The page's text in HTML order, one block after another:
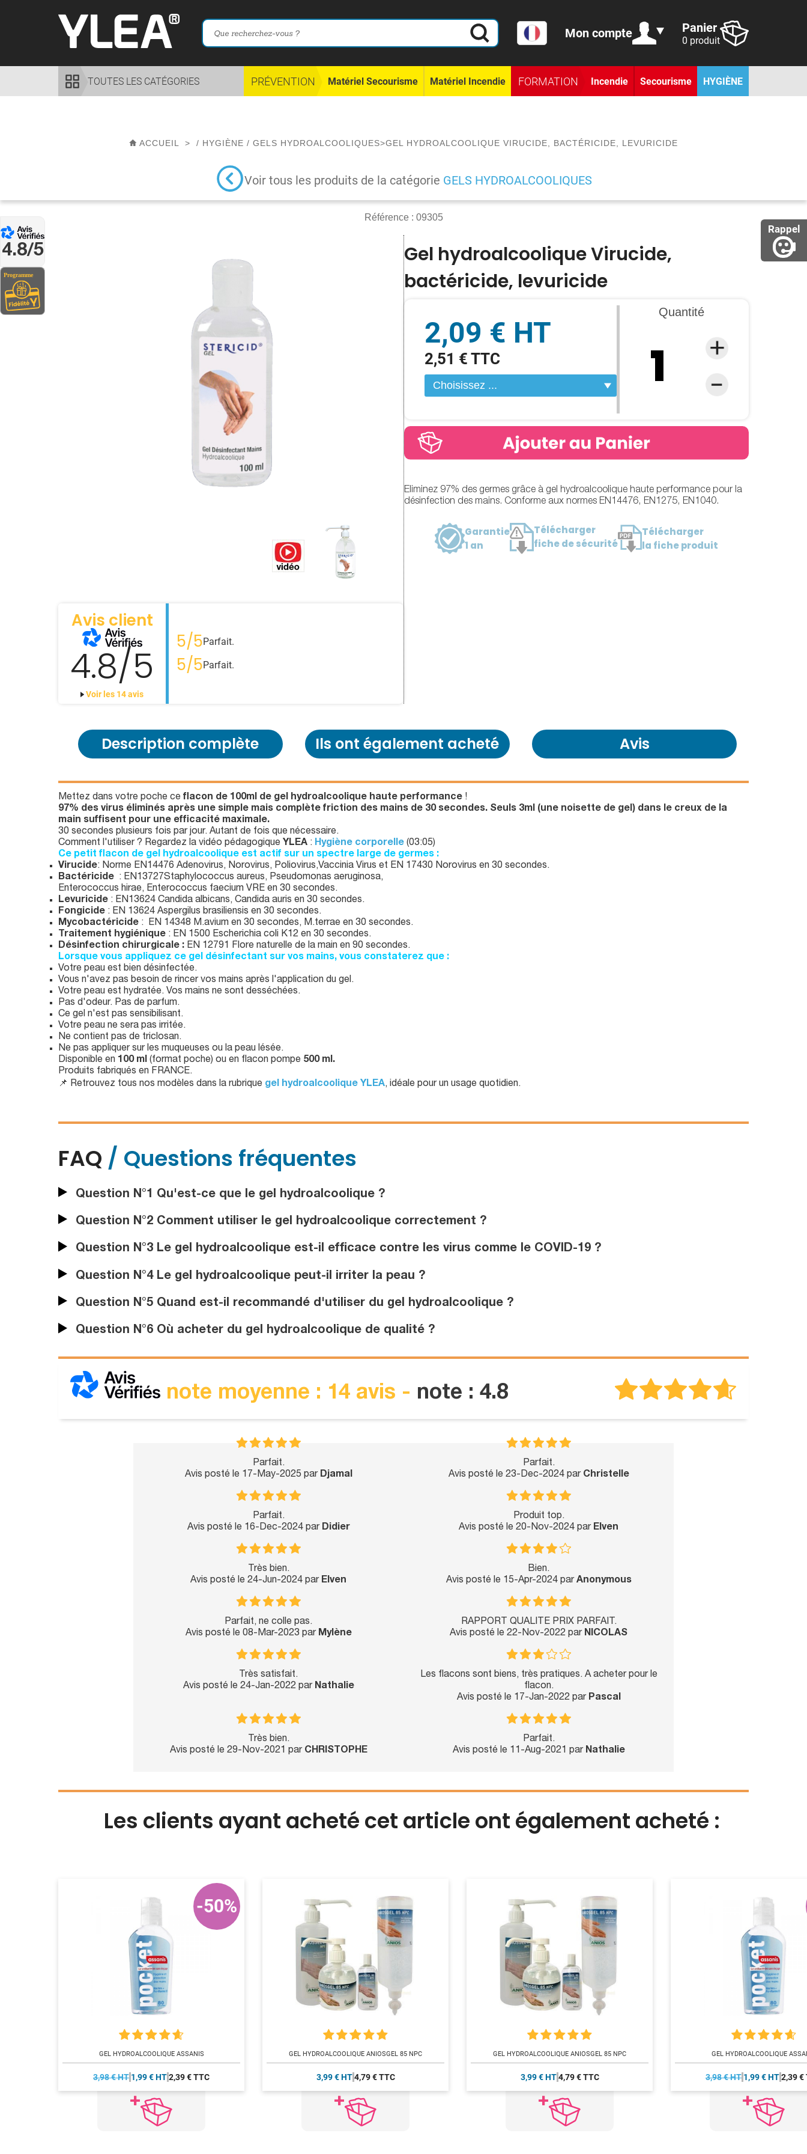
Rappel
4.8/5
Mon compte Panier
0 produit
TOUTES LES CATÉGORIES PRÉVENTION Matériel Secourisme Matériel Incendie FORMATION Incendie Secourisme HYGIÈNE
ACCUEIL > / HYGIÈNE / GELS HYDROALCOOLIQUES>GEL HYDROALCOOLIQUE VIRUCIDE, BACTÉRICIDE, LEVURICIDE
Voir tous les produits de la catégorie GELS HYDROALCOOLIQUES
Référence : 09305
VIDEO
Avis client
4.8/5
Voir les 14 avis
5/5Parfait.
5/5Parfait.
Gel hydroalcoolique Virucide,
bactéricide, levuricide
2,09 € HT
2,51 € TTC
Quantité
Eliminez 97% des germes grâce à gel hydroalcoolique haute performance pour la
désinfection des mains. Conforme aux normes EN14476, EN1275, EN1040.
Garantie
1 an
Télécharger
fiche de sécurité
Télécharger
la fiche produit
Description complète Ils ont également acheté Avis
Mettez dans votre poche ce flacon de 100ml de gel hydroalcoolique haute performance !
97% des virus éliminés après une simple mais complète friction des mains de 30 secondes. Seuls 3ml (une noisette de gel) dans le creux de la
main suffisent pour une efficacité maximale.
30 secondes plusieurs fois par jour. Autant de fois que nécessaire.
Comment l'utiliser ? Regardez la vidéo pédagogique YLEA : Hygiène corporelle (03:05)
Ce petit flacon de gel hydroalcoolique est actif sur un spectre large de germes :
Virucide: Norme EN14476 Adenovirus, Norovirus, Poliovirus,Vaccinia Virus et EN 17430 Norovirus en 30 secondes.
Bactéricide : EN13727Staphylococcus aureus, Pseudomonas aeruginosa,
Enterococcus hirae, Enterococcus faecium VRE en 30 secondes.
Levuricide : EN13624 Candida albicans, Candida auris en 30 secondes.
Fongicide : EN 13624 Aspergilus brasiliensis en 30 secondes.
Mycobactéricide : EN 14348 M.avium en 30 secondes, M.terrae en 30 secondes.
Traitement hygiénique : EN 1500 Escherichia coli K12 en 30 secondes.
Désinfection chirurgicale : EN 12791 Flore naturelle de la main en 90 secondes.
Lorsque vous appliquez ce gel désinfectant sur vos mains, vous constaterez que :
Votre peau est bien désinfectée.
Vous n'avez pas besoin de rincer vos mains après l'application du gel.
Votre peau est hydratée. Vos mains ne sont desséchées.
Pas d'odeur. Pas de parfum.
Ce gel n'est pas sensibilisant.
Votre peau ne sera pas irritée.
Ne contient pas de triclosan.
Ne pas appliquer sur les muqueuses ou la peau lésée.
Disponible en 100 ml (format poche) ou en flacon pompe 500 ml.
Produits fabriqués en FRANCE.
📌 Retrouvez tous nos modèles dans la rubrique gel hydroalcoolique YLEA, idéale pour un usage quotidien.
FAQ / Questions fréquentes
Question N°1 Qu'est-ce que le gel hydroalcoolique ?
Question N°2 Comment utiliser le gel hydroalcoolique correctement ?
Question N°3 Le gel hydroalcoolique est-il efficace contre les virus comme le COVID-19 ?
Question N°4 Le gel hydroalcoolique peut-il irriter la peau ?
Question N°5 Quand est-il recommandé d'utiliser du gel hydroalcoolique ?
Question N°6 Où acheter du gel hydroalcoolique de qualité ?
note moyenne : 14 avis - note : 4.8
Parfait.
Avis posté le 17-May-2025 par Djamal
Parfait.
Avis posté le 23-Dec-2024 par Christelle
Parfait.
Avis posté le 16-Dec-2024 par Didier
Produit top.
Avis posté le 20-Nov-2024 par Elven
Très bien.
Avis posté le 24-Jun-2024 par Elven
Bien.
Avis posté le 15-Apr-2024 parAnonymous
Parfait, ne colle pas.
Avis posté le 08-Mar-2023 par Mylène
RAPPORT QUALITE PRIX PARFAIT.
Avis posté le 22-Nov-2022 par NICOLAS
Très satisfait.
Avis posté le 24-Jan-2022 par Nathalie
Les flacons sont biens, très pratiques. A acheter pour le
flacon.
Avis posté le 17-Jan-2022 par Pascal
Très bien.
Avis posté le 29-Nov-2021 par CHRISTOPHE
Parfait.
Avis posté le 11-Aug-2021 par Nathalie
Les clients ayant acheté cet article ont également acheté :
GEL HYDROALCOOLIQUE ASSANIS
3,98 € HT 1,99 € HT2,39 € TTC
-50%
GEL HYDROALCOOLIQUE ANIOSGEL 85 NPC
3,99 € HT 4,79 € TTC
GEL HYDROALCOOLIQUE ANIOSGEL 85 NPC
3,99 € HT 4,79 € TTC
GEL HYDROALCOOLIQUE
3,98 € HT 1,99 € HT2,39 €